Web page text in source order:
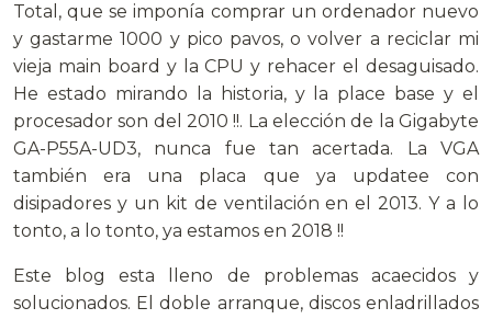
Total, que se imponía comprar un ordenador nuevo
y gastarme 1000 y pico pavos, o volver a reciclar mi
vieja main board y la CPU y rehacer el desaguisado.
He estado mirando la historia, y la place base y el
procesador son del 2010 !!. La elección de la Gigabyte
GA-P55A-UD3, nunca fue tan acertada. La VGA
también era una placa que ya updatee con
disipadores y un kit de ventilación en el 2013. Y a lo
tonto, a lo tonto, ya estamos en 2018 !!
Este blog esta lleno de problemas acaecidos y
solucionados. El doble arranque, discos enladrillados